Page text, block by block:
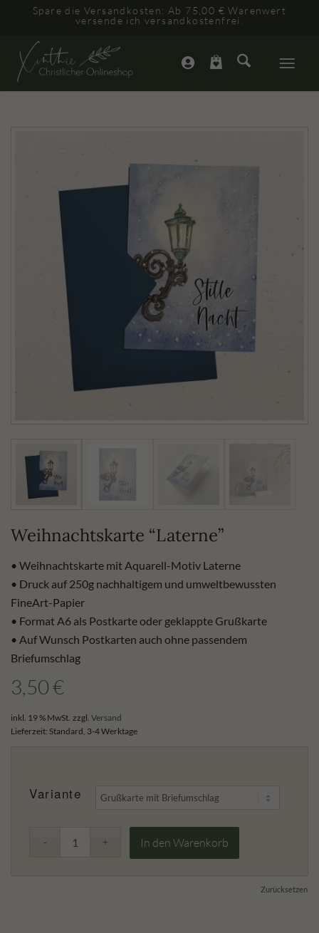
Spare die Versandkosten: Ab 75,00 € Warenwert
versende ich versandkostenfrei.
Weihnachtskarte “Laterne”
• Weihnachtskarte mit Aquarell-Motiv Laterne
• Druck auf 250g nachhaltigem und umweltbewussten
FineArt-Papier
• Format A6 als Postkarte oder geklappte Grußkarte
• Auf Wunsch Postkarten auch ohne passendem
Briefumschlag
3,50€
inkl. 19 % MwSt. zzgl. Versand
Lieferzeit: Standard, 3-4 Werktage
Variante
Zurücksetzen
In den Warenkorb